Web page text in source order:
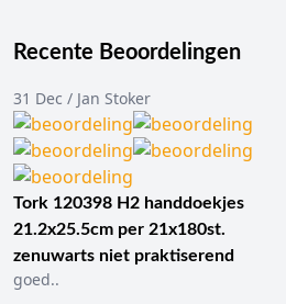
Recente Beoordelingen
31 Dec / Jan Stoker
Tork 120398 H2 handdoekjes
21.2x25.5cm per 21x180st.
zenuwarts niet praktiserend
goed..